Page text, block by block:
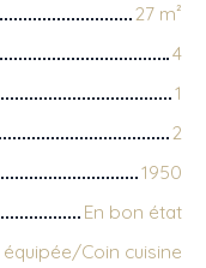
27 m²
4
1
2
1950
En bon état
Coin cuisine